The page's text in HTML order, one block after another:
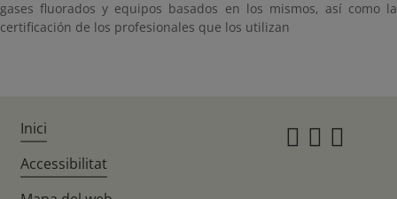
gases fluorados y equipos basados en los mismos, así como la
certificación de los profesionales que los utilizan
Inici
Accessibilitat